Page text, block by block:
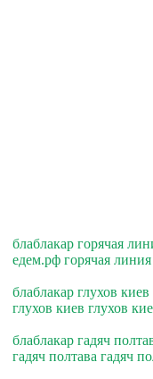
блаблакар горячая
едем.рф горячая
блаблакар глухов
глухов киев глухов
блаблакар гадяч
гадяч полтава гадяч